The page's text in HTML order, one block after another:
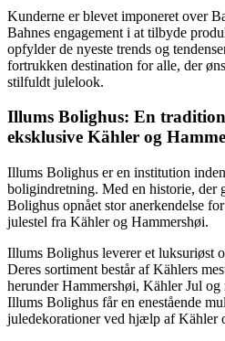
Kunderne er blevet imponeret over
Bahnes engagement i at tilbyde
opfylder de nyeste trends og
fortrukken destination for alle, der
stilfuldt julelook.
Illums Bolighus: En
eksklusive Kähler og
Illums Bolighus er en institution
boligindretning. Med en historie, der
Bolighus opnået stor anerkendelse
julestel fra Kähler og Hammershøi.
Illums Bolighus leverer et luksuriøst
Deres sortiment består af Kählers
herunder Hammershøi, Kähler Jul og
Illums Bolighus får en enestående
juledekorationer ved hjælp af Kähler